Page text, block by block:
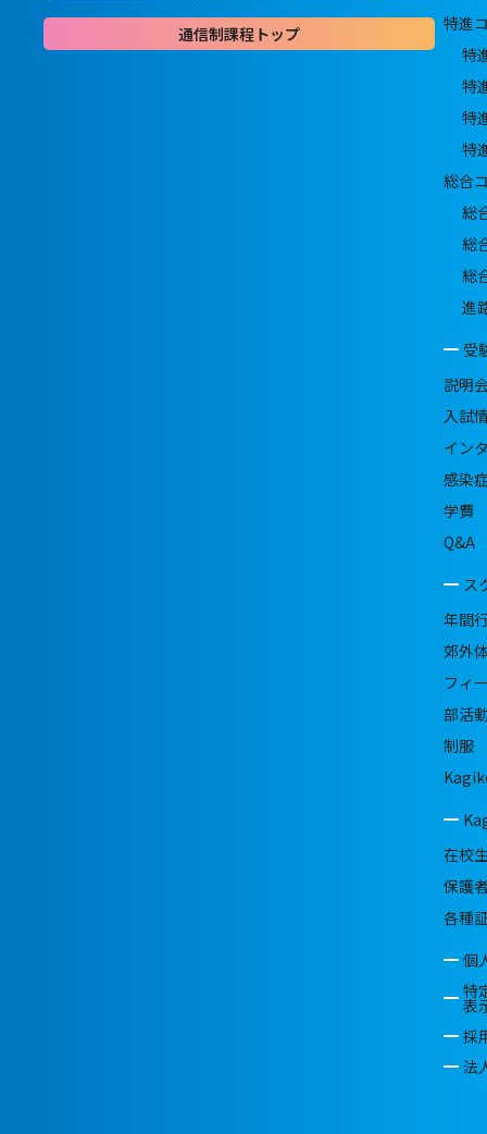
通信制課程トップ
特進
特
特
特
特
総合
総
総
総
進
受
説明
入試
イン
感染
学費
Q&A
ス
年間
郊外
フィ
部活
制服
在校
保護
各種
個
特
表
採
法